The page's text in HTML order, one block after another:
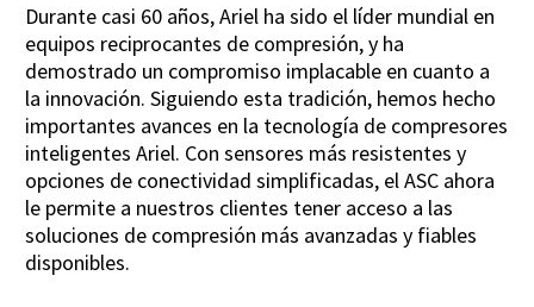
Durante casi 60 años, Ariel ha sido el líder mundial en
equipos reciprocantes de compresión, y ha
demostrado un compromiso implacable en cuanto a
la innovación. Siguiendo esta tradición, hemos hecho
importantes avances en la tecnología de compresores
inteligentes Ariel. Con sensores más resistentes y
opciones de conectividad simplificadas, el ASC ahora
le permite a nuestros clientes tener acceso a las
soluciones de compresión más avanzadas y fiables
disponibles.